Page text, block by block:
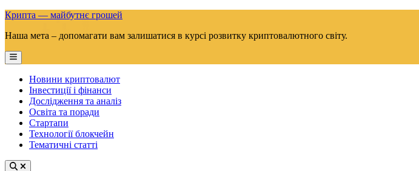
Skip
content
Крипта — майбутнє грошей
Наша мета – допомагати вам залишатися в курсі розвитку криптовалютного світу.
Main
Menu
Новини криптовалют
Інвестиції і фінанси
Дослідження та аналіз
Освіта та поради
Стартапи
Технології блокчейн
Тематичні статті